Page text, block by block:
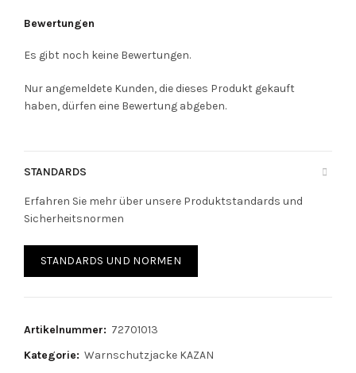
Bewertungen
Es gibt noch keine Bewertungen.
Nur angemeldete Kunden, die dieses Produkt gekauft
haben, dürfen eine Bewertung abgeben.
STANDARDS
Erfahren Sie mehr über unsere Produktstandards und
Sicherheitsnormen
STANDARDS UND NORMEN
Artikelnummer: 72701013
Kategorie: Warnschutzjacke KAZAN